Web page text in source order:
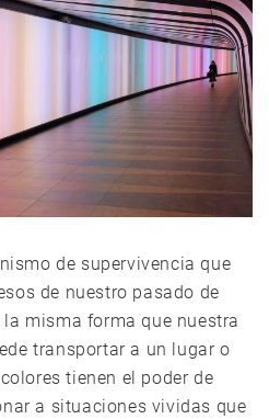
de supervivencia que
de nuestro pasado de
misma forma que nuestra
transportar a un lugar o
tienen el poder de
a situaciones vividas que